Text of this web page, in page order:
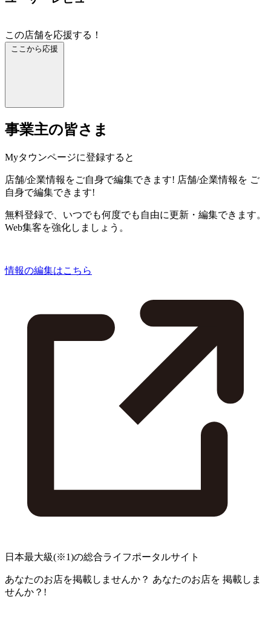
この店舗を応援する！
ここから応援
事業主の皆さま
Myタウンページに登録すると
店舗/企業情報をご自身で編集できます! 店舗/企業情報を ご
自身で編集できます!
無料登録で、いつでも何度でも自由に更新・編集できます。
Web集客を強化しましょう。
情報の編集はこちら
日本最大級(※1)の総合ライフポータルサイト
あなたのお店を掲載しませんか？ あなたのお店を 掲載しま
せんか？!